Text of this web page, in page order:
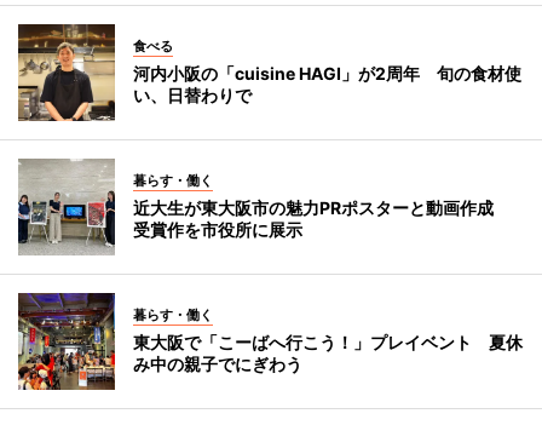
食べる
河内小阪の「cuisine HAGI」が2周年 旬の食材使
い、日替わりで
暮らす・働く
近大生が東大阪市の魅力PRポスターと動画作成
受賞作を市役所に展示
暮らす・働く
東大阪で「こーばへ行こう！」プレイベント 夏休
み中の親子でにぎわう